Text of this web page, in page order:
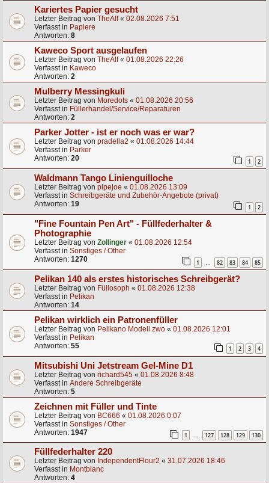
Kariertes Papier gesucht
Letzter Beitrag von TheAlf« 02.08.2026 7:51
Verfasst in Papiere
Antworten: 8
Kaweco Sport ausgelaufen
Letzter Beitrag von TheAlf« 01.08.2026 22:26
Verfasst in Kaweco
Antworten: 2
Mulberry Messingkuli
Letzter Beitrag von Moredots « 01.08.2026 20:56
Verfasst in Füllerhandel/Service/Reparaturen
Antworten: 2
Parker Jotter - ist er noch was er war?
Letzter Beitrag von pradella2 « 01.08.2026 14:44
Verfasst in Parker
Antworten: 20 1 2
Waldmann Tango Linienguilloche
Letzter Beitrag von pipejoe « 01.08.2026 13:09
Verfasst in Schreibgeräte und Zubehör-Angebote (privat)
Antworten: 19 1 2
"Fine Fountain Pen Art" - Füllfederhalter &
Photographie
Letzter Beitrag von Zollinger « 01.08.2026 12:54
Verfasst in Sonstiges / Other
Antworten: 1270 1 82 83 84 85
Pelikan 140 als erstes historisches Schreibgerät?
Letzter Beitrag von Füllosoph « 01.08.2026 12:38
Verfasst in Pelikan
Antworten: 14
Pelikan wirklich ein Patronenfüller
Letzter Beitrag von Pelikano Modell zwo « 01.08.2026 12:01
Verfasst in Pelikan
Antworten: 55 1 2 3 4
Mitsubishi Uni Jetstream Gel-Mine D1
Letzter Beitrag von richard545 « 01.08.2026 8:48
Verfasst in Andere Schreibgeräte
Antworten: 5
Zeichnen mit Füller und Tinte
Letzter Beitrag von BC666 « 01.08.2026 0:07
Verfasst in Sonstiges / Other
Antworten: 1947 1 … 127 128 129 130
Füllfederhalter 220
Letzter Beitrag von IndependentFlour2 « 31.07.2026 18:46
Verfasst in Montblanc
Antworten: 4